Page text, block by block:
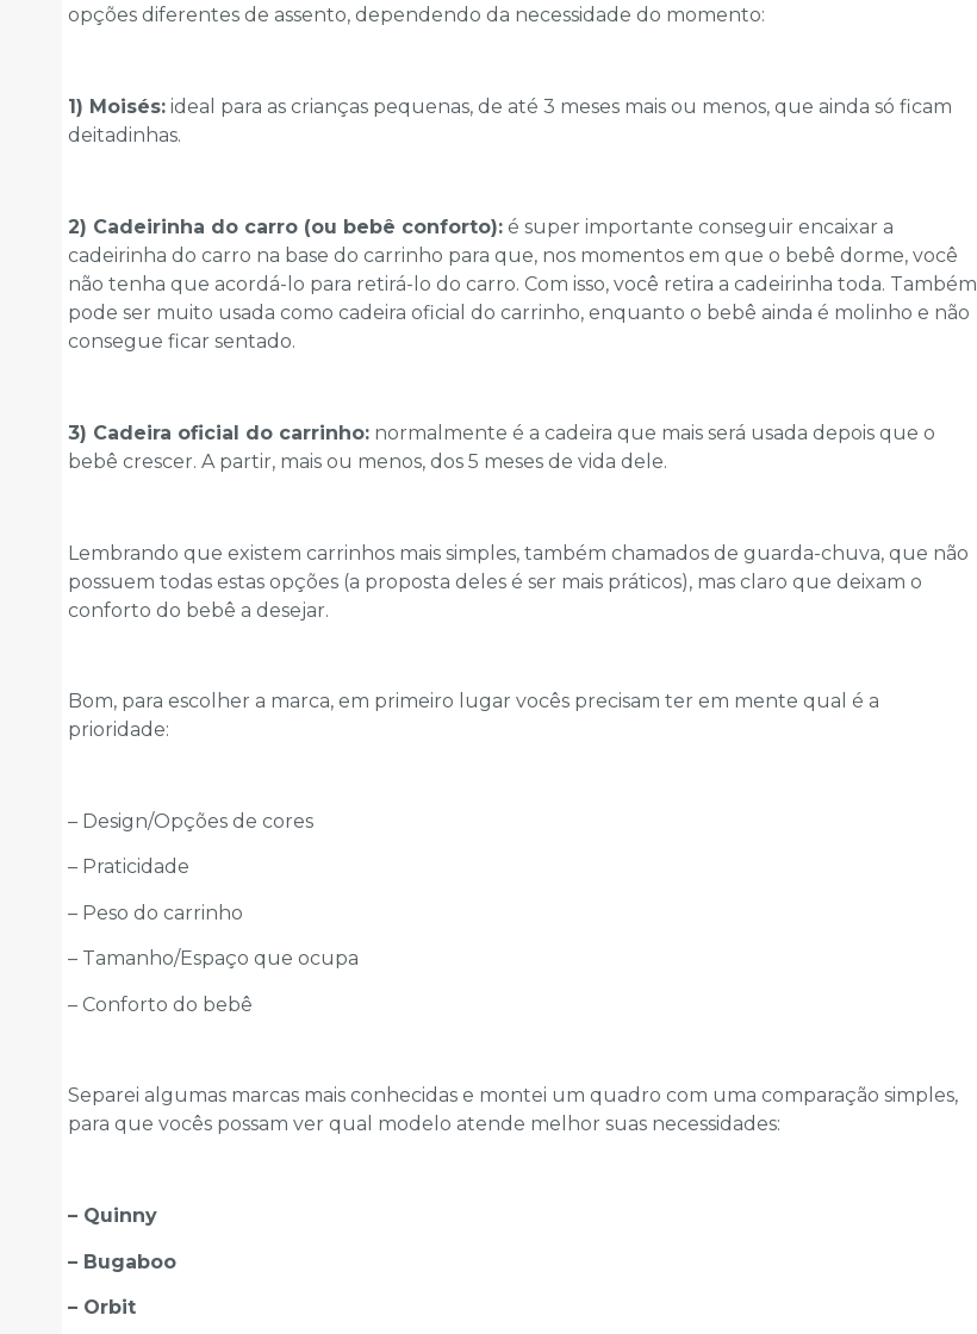
opções diferentes de assento, dependendo da necessidade do momento:
1) Moisés: ideal para as crianças pequenas, de até 3 meses mais ou menos, que ainda só ficam
deitadinhas.
2) Cadeirinha do carro (ou bebê conforto): é super importante conseguir encaixar a
cadeirinha do carro na base do carrinho para que, nos momentos em que o bebê dorme, você
não tenha que acordá-lo para retirá-lo do carro. Com isso, você retira a cadeirinha toda. Também
pode ser muito usada como cadeira oficial do carrinho, enquanto o bebê ainda é molinho e não
consegue ficar sentado.
3) Cadeira oficial do carrinho: normalmente é a cadeira que mais será usada depois que o
bebê crescer. A partir, mais ou menos, dos 5 meses de vida dele.
Lembrando que existem carrinhos mais simples, também chamados de guarda-chuva, que não
possuem todas estas opções (a proposta deles é ser mais práticos), mas claro que deixam o
conforto do bebê a desejar.
Bom, para escolher a marca, em primeiro lugar vocês precisam ter em mente qual é a
prioridade:
– Design/Opções de cores
– Praticidade
– Peso do carrinho
– Tamanho/Espaço que ocupa
– Conforto do bebê
Separei algumas marcas mais conhecidas e montei um quadro com uma comparação simples,
para que vocês possam ver qual modelo atende melhor suas necessidades:
– Quinny
– Bugaboo
– Orbit